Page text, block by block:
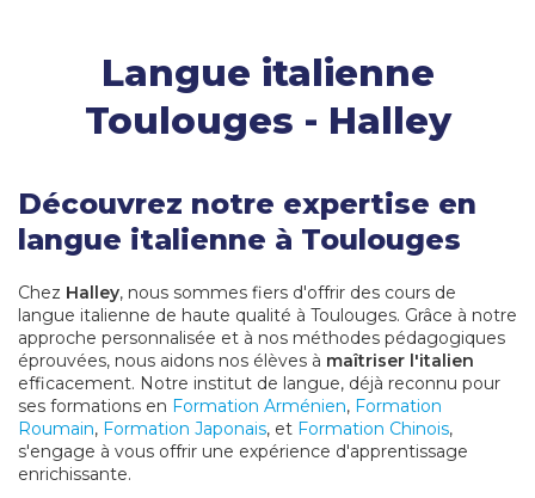
Langue italienne
Toulouges - Halley
Découvrez notre expertise en
langue italienne à Toulouges
Chez Halley, nous sommes fiers d'offrir des cours de
langue italienne de haute qualité à Toulouges. Grâce à notre
approche personnalisée et à nos méthodes pédagogiques
éprouvées, nous aidons nos élèves à maîtriser l'italien
efficacement. Notre institut de langue, déjà reconnu pour
ses formations en Formation Arménien, Formation
Roumain, Formation Japonais, et Formation Chinois,
s'engage à vous offrir une expérience d'apprentissage
enrichissante.